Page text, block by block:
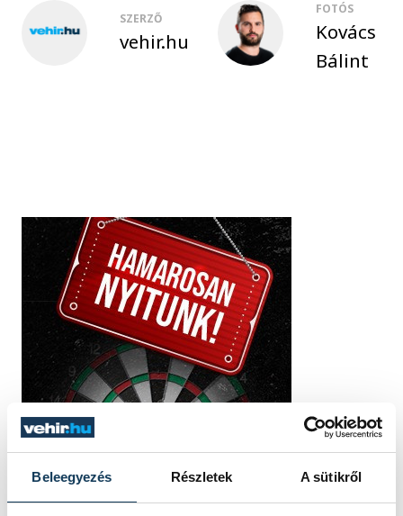
Beleegyezés Részletek A sütikről
SZERZŐ
vehir.hu
FOTÓS
Kovács
Bálint